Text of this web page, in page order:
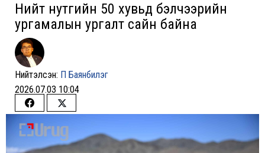
Нийт нутгийн 50 хувьд бэлчээрийн
ургамалын ургалт сайн байна
Нийтэлсэн: П Баянбилэг
2026.07.03 10:04
Share
on
Facebook
Share
on
Twitter